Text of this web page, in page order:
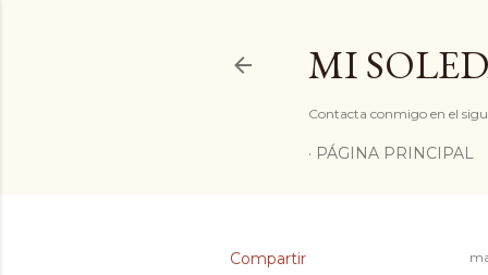
MI
Contacta conmigo en el
PÁGINA PRINCIPAL
Compartir